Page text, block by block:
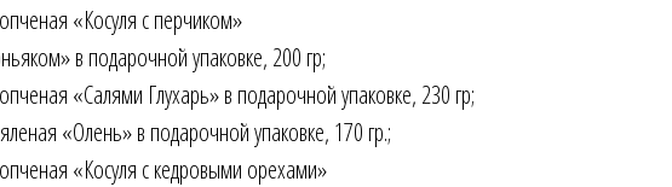
«Косуля с перчиком»
в подарочной упаковке, 200 гр;
«Салями Глухарь» в подарочной упаковке, 230 гр;
«Олень» в подарочной упаковке, 170 гр.;
«Косуля с кедровыми орехами»